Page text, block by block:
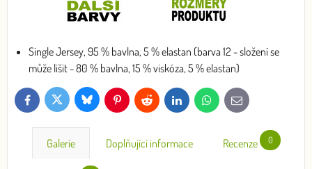
Single Jersey, 95 % bavlna, 5 % elastan (barva 12 - složení se
může lišit - 80 % bavlna, 15 % viskóza, 5 % elastan)
FacebookTwitter Bluesky PinterestReddit LinkedInWhatsApp
E-
mail
Galerie Doplňující informace Recenze 0